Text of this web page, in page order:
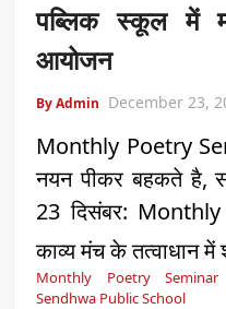
पब्लिक स्कूल में
आयोजन
By Admin December 23,
Monthly Poetry
नयन पीकर बहकते है,
23 दिसंबर:
काव्य मंच के तत्वाधान
Monthly Poetry Seminar
Sendhwa Public School